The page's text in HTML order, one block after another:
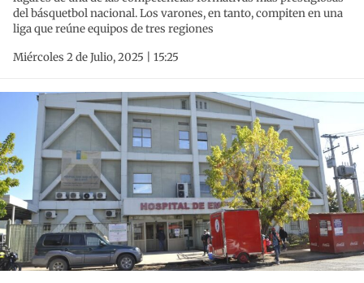
del básquetbol nacional. Los varones, en tanto, compiten en una
liga que reúne equipos de tres regiones
Miércoles 2 de Julio, 2025 | 15:25